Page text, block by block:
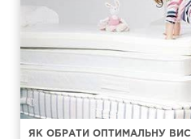
ЯК ОБРАТИ ОПТИМАЛЬНУ